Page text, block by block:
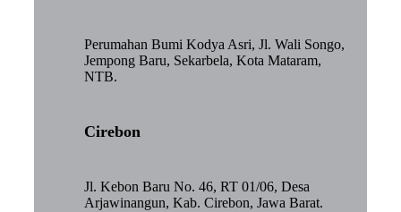
Perumahan Bumi Kodya Asri, Jl. Wali Songo,
Jempong Baru, Sekarbela, Kota Mataram,
NTB.
Cirebon
Jl. Kebon Baru No. 46, RT 01/06, Desa
Arjawinangun, Kab. Cirebon, Jawa Barat.